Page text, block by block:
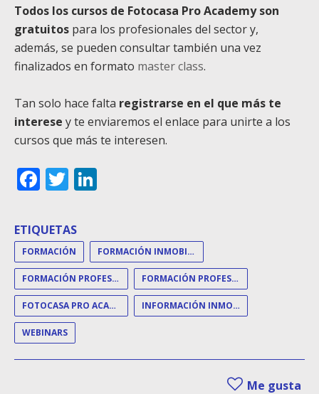
Todos los cursos de Fotocasa Pro Academy son
gratuitos para los profesionales del sector y,
además, se pueden consultar también una vez
finalizados en formato master class.
Tan solo hace falta registrarse en el que más te
interese y te enviaremos el enlace para unirte a los
cursos que más te interesen.
Facebook
Twitter
ETIQUETAS
FORMACIÓN FORMACIÓN INMOBILIARIA
FORMACIÓN PROFESIONAL FORMACIÓN PROFESIONALES
FOTOCASA PRO ACADEMY INFORMACIÓN INMOBILIARIA
WEBINARS
Me gusta